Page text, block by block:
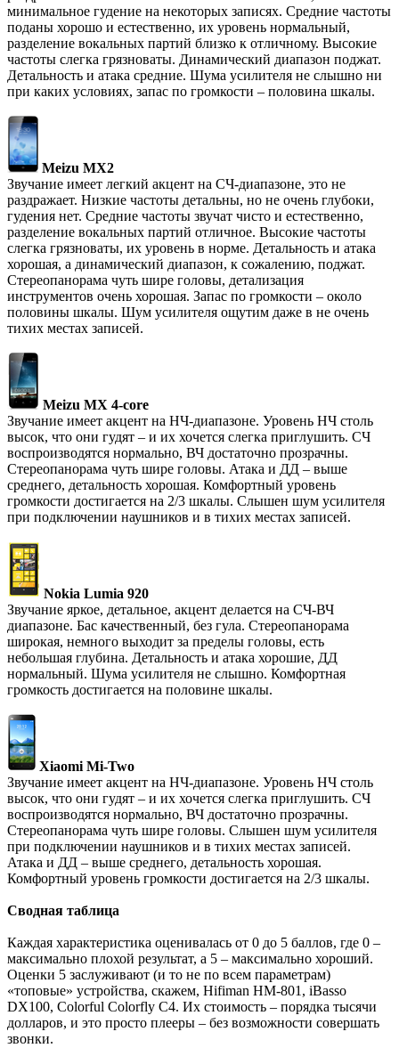
минимальное гудение на некоторых записях. Средние частоты
поданы хорошо и естественно, их уровень нормальный,
разделение вокальных партий близко к отличному. Высокие
частоты слегка грязноваты. Динамический диапазон поджат.
Детальность и атака средние. Шума усилителя не слышно ни
при каких условиях, запас по громкости – половина шкалы.
Meizu MX2
Звучание имеет легкий акцент на СЧ-диапазоне, это не
раздражает. Низкие частоты детальны, но не очень глубоки,
гудения нет. Средние частоты звучат чисто и естественно,
разделение вокальных партий отличное. Высокие частоты
слегка грязноваты, их уровень в норме. Детальность и атака
хорошая, а динамический диапазон, к сожалению, поджат.
Стереопанорама чуть шире головы, детализация
инструментов очень хорошая. Запас по громкости – около
половины шкалы. Шум усилителя ощутим даже в не очень
тихих местах записей.
Meizu MX 4-core
Звучание имеет акцент на НЧ-диапазоне. Уровень НЧ столь
высок, что они гудят – и их хочется слегка приглушить. СЧ
воспроизводятся нормально, ВЧ достаточно прозрачны.
Стереопанорама чуть шире головы. Атака и ДД – выше
среднего, детальность хорошая. Комфортный уровень
громкости достигается на 2/3 шкалы. Слышен шум усилителя
при подключении наушников и в тихих местах записей.
Nokia Lumia 920
Звучание яркое, детальное, акцент делается на СЧ-ВЧ
диапазоне. Бас качественный, без гула. Стереопанорама
широкая, немного выходит за пределы головы, есть
небольшая глубина. Детальность и атака хорошие, ДД
нормальный. Шума усилителя не слышно. Комфортная
громкость достигается на половине шкалы.
Xiaomi Mi-Two
Звучание имеет акцент на НЧ-диапазоне. Уровень НЧ столь
высок, что они гудят – и их хочется слегка приглушить. СЧ
воспроизводятся нормально, ВЧ достаточно прозрачны.
Стереопанорама чуть шире головы. Слышен шум усилителя
при подключении наушников и в тихих местах записей.
Атака и ДД – выше среднего, детальность хорошая.
Комфортный уровень громкости достигается на 2/3 шкалы.
Сводная таблица
Каждая характеристика оценивалась от 0 до 5 баллов, где 0 –
максимально плохой результат, а 5 – максимально хороший.
Оценки 5 заслуживают (и то не по всем параметрам)
«топовые» устройства, скажем, Hifiman HM-801, iBasso
DX100, Colorful Colorfly C4. Их стоимость – порядка тысячи
долларов, и это просто плееры – без возможности совершать
звонки.